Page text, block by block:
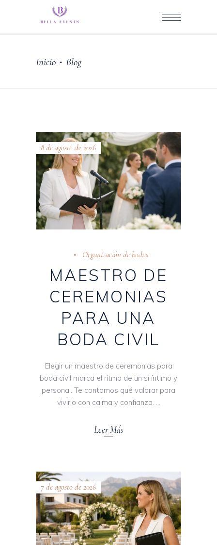
Inicio • Blog
8 de agosto de 2026
Organización de bodas
MAESTRO DE
CEREMONIAS
PARA UNA
BODA CIVIL
Elegir un maestro de ceremonias para
boda civil marca el ritmo de un sí íntimo y
personal. Te contamos qué valorar para
vivirlo con calma y confianza.
Leer Más
7 de agosto de 2026